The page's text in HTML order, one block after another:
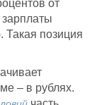
от
Такая позиция
– в рублях.